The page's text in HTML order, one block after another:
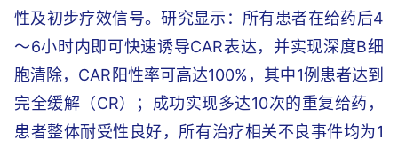
性及初步疗效信号。研究显示：所有患者在给药后4
～6小时内即可快速诱导CAR表达，并实现深度B细
胞清除，CAR阳性率可高达100%，其中1例患者达到
完全缓解（CR）；成功实现多达10次的重复给药，
患者整体耐受性良好，所有治疗相关不良事件均为1